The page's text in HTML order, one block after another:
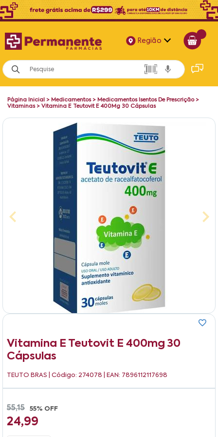
Região
Alagoas
Bahia
Paraíba
Pernambuco
Página Inicial > Medicamentos> Medicamentos Isentos De Prescrição>
Vitaminas> Vitamina E Teutovit E 400Mg 30 Cápsulas
Vitamina E Teutovit E 400mg 30
Cápsulas
TEUTO BRAS | Código: 274078 | EAN: 7896112117698
55,15 55% OFF
24,99